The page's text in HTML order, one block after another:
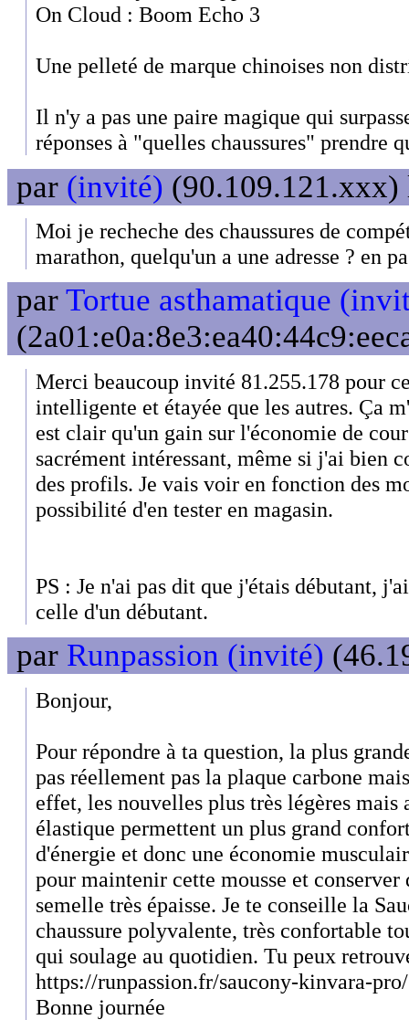
On Cloud : Boom Echo 3
Une pelleté de marque chinoises non
Il n'y a pas une paire magique qui
réponses à "quelles chaussures" prendre
par (invité) (90.109.121.xxx)
Moi je recheche des chaussures de
marathon, quelqu'un a une adresse ? en
par Tortue asthamatique
Merci beaucoup invité 81.255.178 pour
intelligente et étayée que les autres. Ça
est clair qu'un gain sur l'économie de
sacrément intéressant, même si j'ai bien
des profils. Je vais voir en fonction des
possibilité d'en tester en magasin.
PS : Je n'ai pas dit que j'étais débutant,
celle d'un débutant.
par Runpassion (invité)
Bonjour,
Pour répondre à ta question, la plus
pas réellement pas la plaque carbone
effet, les nouvelles plus très légères mais
élastique permettent un plus grand
d'énergie et donc une économie
pour maintenir cette mousse et
semelle très épaisse. Je te conseille la
chaussure polyvalente, très confortable
qui soulage au quotidien. Tu peux
https://runpassion.fr/saucony-kinvara-pro/
Bonne journée